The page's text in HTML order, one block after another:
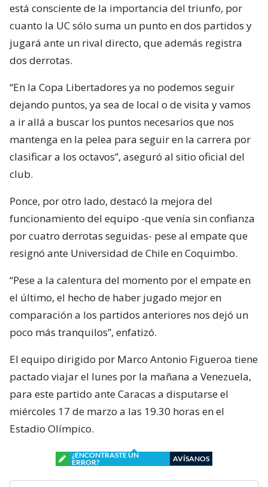
está consciente de la importancia del triunfo, por
cuanto la UC sólo suma un punto en dos partidos y
jugará ante un rival directo, que además registra
dos derrotas.
“En la Copa Libertadores ya no podemos seguir
dejando puntos, ya sea de local o de visita y vamos
a ir allá a buscar los puntos necesarios que nos
mantenga en la pelea para seguir en la carrera por
clasificar a los octavos”, aseguró al sitio oficial del
club.
Ponce, por otro lado, destacó la mejora del
funcionamiento del equipo -que venía sin confianza
por cuatro derrotas seguidas- pese al empate que
resignó ante Universidad de Chile en Coquimbo.
“Pese a la calentura del momento por el empate en
el último, el hecho de haber jugado mejor en
comparación a los partidos anteriores nos dejó un
poco más tranquilos”, enfatizó.
El equipo dirigido por Marco Antonio Figueroa tiene
pactado viajar el lunes por la mañana a Venezuela,
para este partido ante Caracas a disputarse el
miércoles 17 de marzo a las 19.30 horas en el
Estadio Olímpico.
¿ENCONTRASTE UN
ERROR?
AVÍSANOS